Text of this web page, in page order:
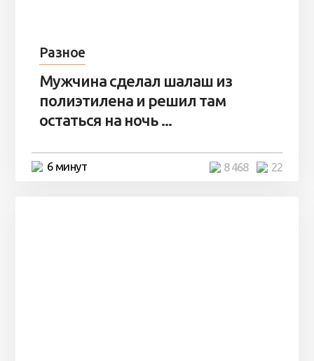
Разное
Мужчина сделал шалаш из
полиэтилена и решил там
остаться на ночь ...
6 минут 22
8 468